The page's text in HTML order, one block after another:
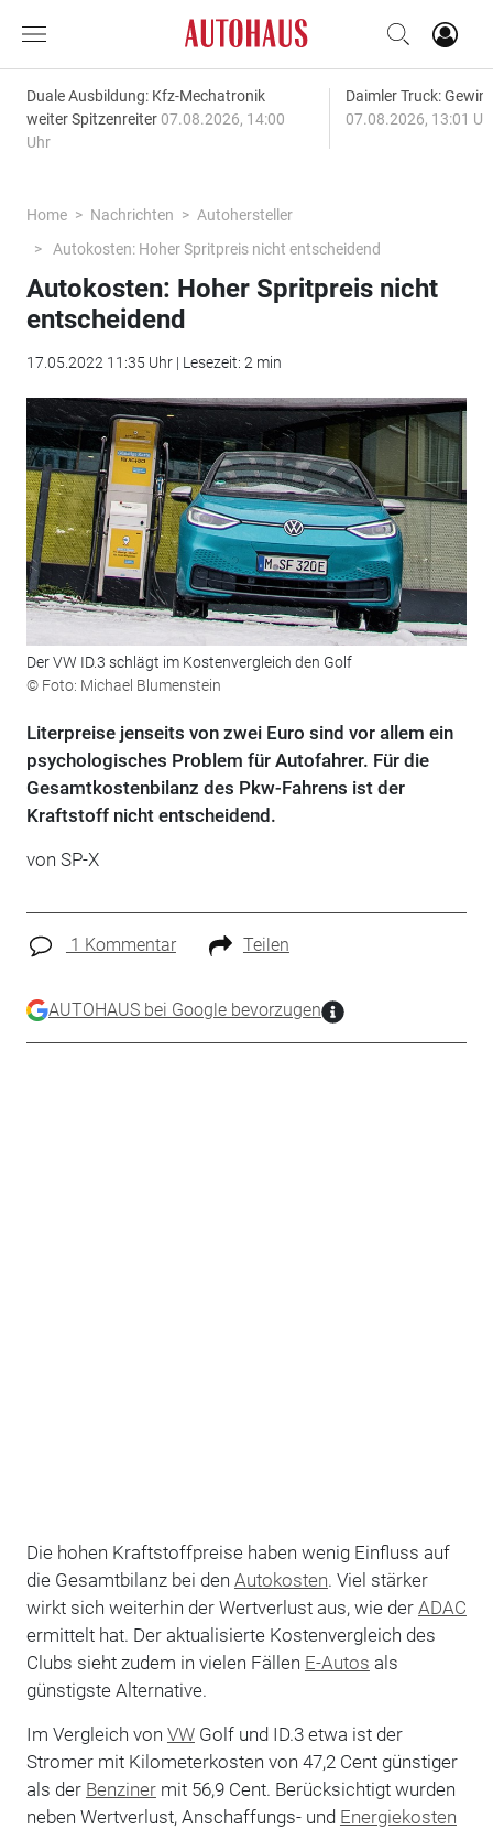
Duale Ausbildung: Kfz-Mechatronik
weiter Spitzenreiter 07.08.2026, 14:00
Uhr
Daimler Truck:
07.08.2026, 13:01
Home Nachrichten
Autohersteller
Autokosten: Hoher Spritpreis nicht entscheidend
Autokosten: Hoher Spritpreis nicht
entscheidend
17.05.2022 11:35 Uhr | Lesezeit: 2 min
Der VW ID.3 schlägt im Kostenvergleich den Golf
© Foto: Michael Blumenstein
Literpreise jenseits von zwei Euro sind vor allem ein
psychologisches Problem für Autofahrer. Für die
Gesamtkostenbilanz des Pkw-Fahrens ist der
Kraftstoff nicht entscheidend.
von SP-X
1 Kommentar Teilen
AUTOHAUS bei Google bevorzugen
Die hohen Kraftstoffpreise haben wenig Einfluss auf
die Gesamtbilanz bei den Autokosten. Viel stärker
wirkt sich weiterhin der Wertverlust aus, wie der ADAC
ermittelt hat. Der aktualisierte Kostenvergleich des
Clubs sieht zudem in vielen Fällen E-Autos als
günstigste Alternative.
Im Vergleich von VWGolf und ID.3 etwa ist der
Stromer mit Kilometerkosten von 47,2 Cent günstiger
als der Benzinermit 56,9 Cent. Berücksichtigt wurden
neben Wertverlust, Anschaffungs- und Energiekosten